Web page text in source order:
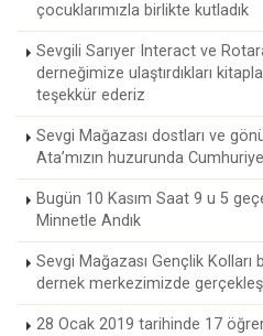
çocuklarımızla birlikte kutladık
Sevgili Sarıyer Interact ve
derneğimize ulaştırdıkları
teşekkür ederiz
Sevgi Mağazası dostları ve
Ata’mızın huzurunda
Bugün 10 Kasım Saat 9 u 5
Minnetle Andık
Sevgi Mağazası Gençlik Kolları
dernek merkezimizde
28 Ocak 2019 tarihinde 17